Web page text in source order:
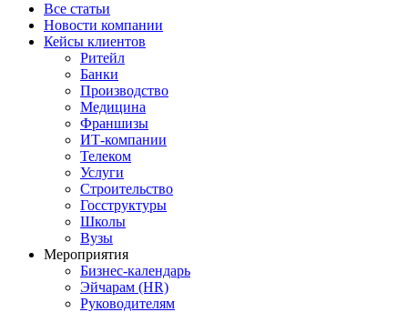
Все статьи
Новости компании
Кейсы клиентов
Ритейл
Банки
Производство
Медицина
Франшизы
ИТ-компании
Телеком
Услуги
Строительство
Госструктуры
Школы
Вузы
Мероприятия
Бизнес-календарь
Эйчарам (HR)
Руководителям